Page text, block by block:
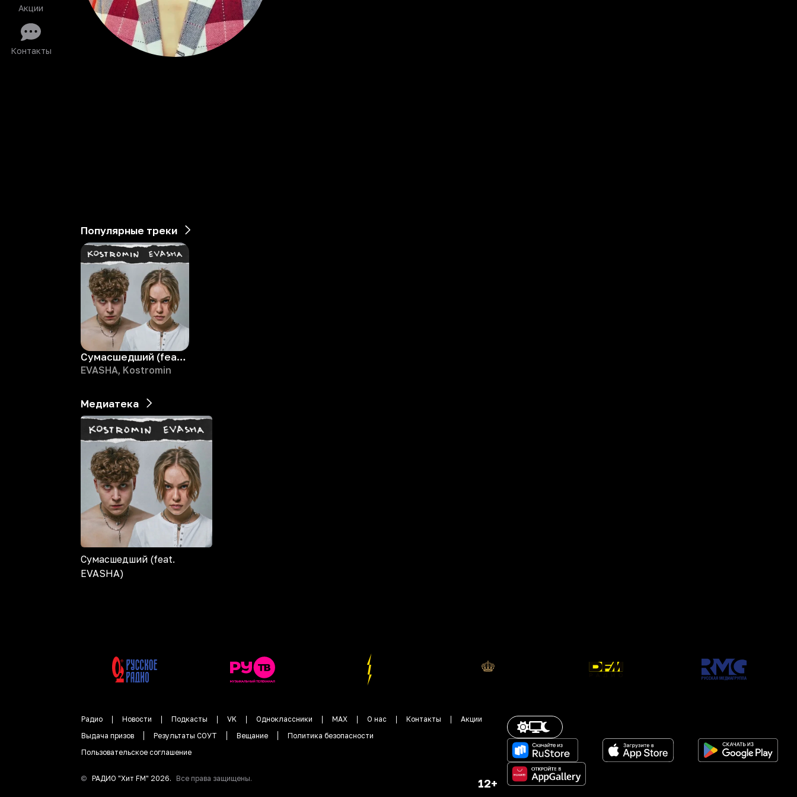
Акции
Контакты
Популярные треки
Сумасшедший (feat. EVASHA)
EVASHA, Kostromin
Медиатека
Сумасшедший (feat.
EVASHA)
Радио Новости Подкасты VK Одноклассники MAX О нас Контакты
Акции
Выдача призов
Результаты СОУТ Вещание
Политика безопасности
Пользовательское соглашение
© РАДИО "Хит FM" 2026. Все права защищены. 12+